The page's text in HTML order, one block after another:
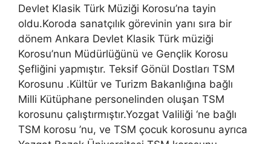
Devlet Klasik Türk Müziği Korosu’na tayin
oldu.Koroda sanatçılık görevinin yanı sıra bir
dönem Ankara Devlet Klasik Türk müziği
Korosu’nun Müdürlüğünü ve Gençlik Korosu
Şefliğini yapmıştır. Teksif Gönül Dostları TSM
Korosunu .Kültür ve Turizm Bakanlığına bağlı
Milli Kütüphane personelinden oluşan TSM
korosunu çalıştırmıştır.Yozgat Valiliği ‘ne bağlı
TSM korosu ’nu, ve TSM çocuk korosunu ayrıca